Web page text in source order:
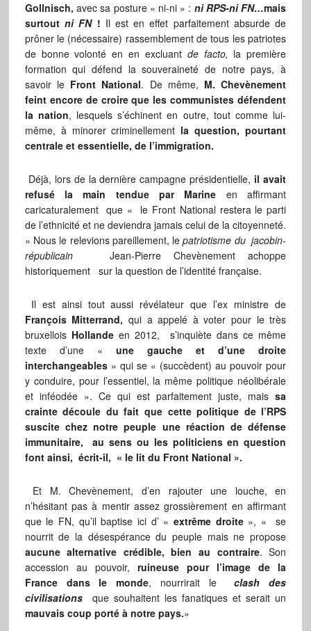
Gollnisch, avec sa posture « ni-ni » : ni RPS-ni FN…mais
surtoutni FN ! Il est en effet parfaitement absurde de
prôner le (nécessaire) rassemblement de tous les patriotes
de bonne volonté en en excluant de facto, la première
formation qui défend la souveraineté de notre pays, à
savoir le Front National. De même, M. Chevènement
feint encore de croire que les communistes défendent
la nation, lesquels s’échinent en outre, tout comme lui-
même, à minorer criminellement la question, pourtant
centrale et essentielle, de l’immigration.
Déjà, lors de la dernière campagne présidentielle, il avait
refusé la main tendue par Marine en affirmant
caricaturalement que « le Front National restera le parti
de l’ethnicité et ne deviendra jamais celui de la citoyenneté.
» Nous le relevions pareillement, lepatriotisme du jacobin-
républicain
Jean-Pierre Chevènement achoppe
historiquement sur la question de l’identité française.
Il est ainsi tout aussi révélateur que l’ex ministre de
François Mitterrand, qui a appelé à voter pour le très
bruxelloisHollande en 2012, s’inquiète dans ce même
texte d’une « une gauche et d’une droite
interchangeables » qui se « (succèdent) au pouvoir pour
y conduire, pour l’essentiel, la même politique néolibérale
et inféodée ». Ce qui est parfaitement juste, maissa
crainte découle du fait que cette politique de l’RPS
suscite chez notre peuple une réaction de défense
immunitaire, au sens ou les politiciens en question
font ainsi, écrit-il, « le lit du Front National ».
Et M. Chevènement, d’en rajouter une louche, en
n’hésitant pas à mentir assez grossièrement en affirmant
que le FN, qu’il baptise ici d’ « extrême droite », « se
nourrit de la désespérance du peuple mais ne propose
aucune alternative crédible, bien au contraire. Son
accession au pouvoir, ruineuse pour l’image de la
France dans le monde, nourrirait leclash des
civilisations
que souhaitent les fanatiques et serait un
mauvais coup porté à notre pays.»